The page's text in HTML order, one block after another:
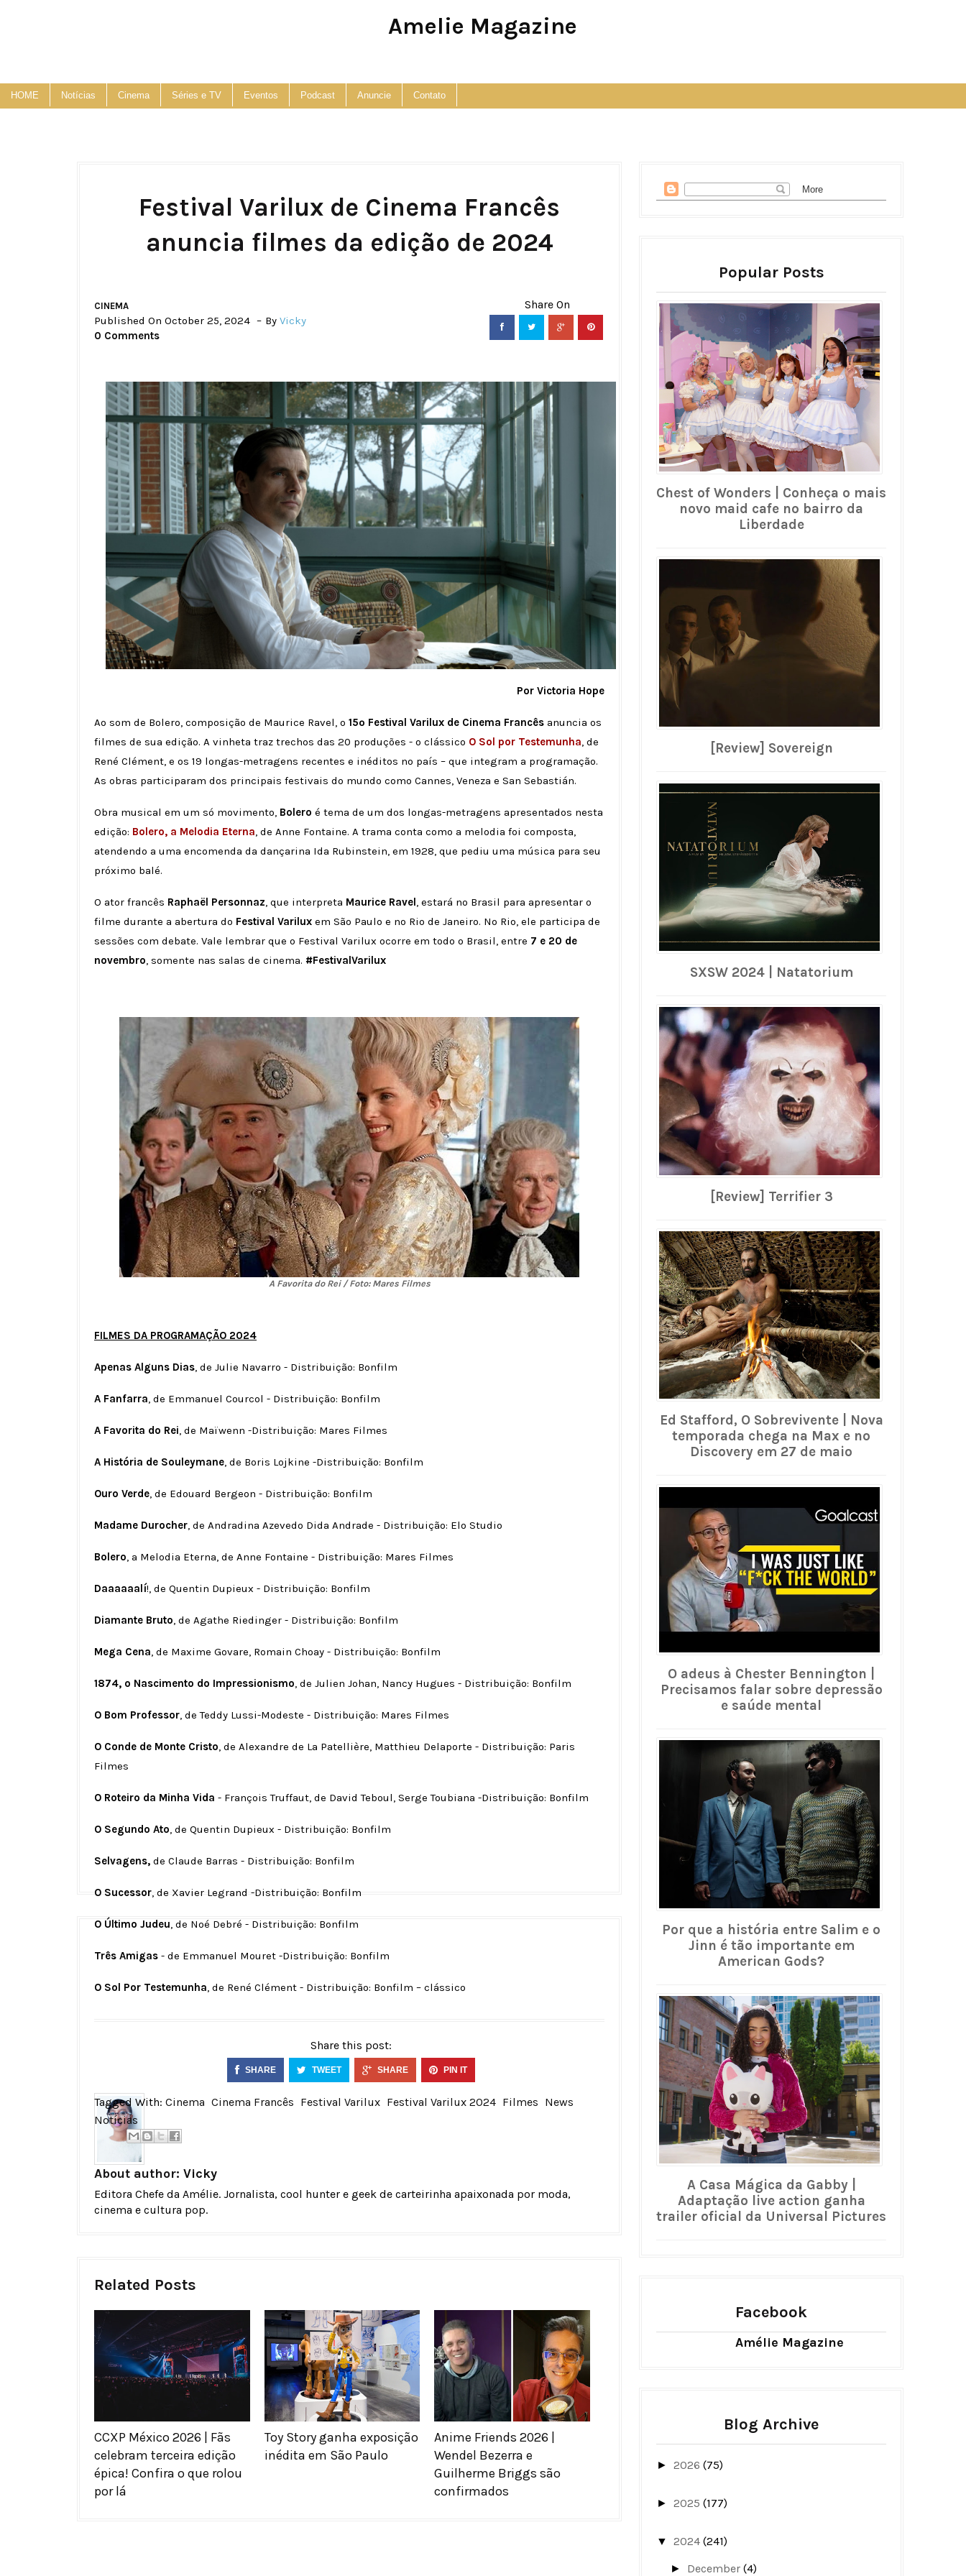
Amelie Magazine
HOME Notícias Cinema Séries e TV Eventos Podcast Anuncie Contato
Festival Varilux de Cinema Francês
anuncia filmes da edição de 2024
CINEMA
Published On October 25, 2024 By Vicky
0 Comments
Por Victoria Hope
Ao som de Bolero, composição de Maurice Ravel, o 15º Festival Varilux de Cinema Francês anuncia os
filmes de sua edição. A vinheta traz trechos das 20 produções - o clássico O Sol por Testemunha, de
René Clément, e os 19 longas-metragens recentes e inéditos no país – que integram a programação.
As obras participaram dos principais festivais do mundo como Cannes, Veneza e San Sebastián.
Obra musical em um só movimento, Bolero é tema de um dos longas-metragens apresentados nesta
edição: Bolero, a Melodia Eterna, de Anne Fontaine. A trama conta como a melodia foi composta,
atendendo a uma encomenda da dançarina Ida Rubinstein, em 1928, que pediu uma música para seu
próximo balé.
O ator francês Raphaël Personnaz, que interpreta Maurice Ravel, estará no Brasil para apresentar o
filme durante a abertura do Festival Varilux em São Paulo e no Rio de Janeiro. No Rio, ele participa de
sessões com debate. Vale lembrar que o Festival Varilux ocorre em todo o Brasil, entre 7 e 20 de
novembro, somente nas salas de cinema. #FestivalVarilux
A Favorita do Rei / Foto: Mares Filmes
FILMES DA PROGRAMAÇÃO 2024
Apenas Alguns Dias, de Julie Navarro - Distribuição: Bonfilm
A Fanfarra, de Emmanuel Courcol - Distribuição: Bonfilm
A Favorita do Rei, de Maïwenn -Distribuição: Mares Filmes
A História de Souleymane, de Boris Lojkine -Distribuição: Bonfilm
Ouro Verde, de Edouard Bergeon - Distribuição: Bonfilm
Madame Durocher, de Andradina Azevedo Dida Andrade - Distribuição: Elo Studio
Bolero, a Melodia Eterna, de Anne Fontaine - Distribuição: Mares Filmes
Daaaaaalí!, de Quentin Dupieux - Distribuição: Bonfilm
Diamante Bruto, de Agathe Riedinger - Distribuição: Bonfilm
Mega Cena, de Maxime Govare, Romain Choay - Distribuição: Bonfilm
1874, o Nascimento do Impressionismo, de Julien Johan, Nancy Hugues - Distribuição: Bonfilm
O Bom Professor, de Teddy Lussi-Modeste - Distribuição: Mares Filmes
O Conde de Monte Cristo, de Alexandre de La Patellière, Matthieu Delaporte - Distribuição: Paris
Filmes
O Roteiro da Minha Vida - François Truffaut, de David Teboul, Serge Toubiana -Distribuição: Bonfilm
O Segundo Ato, de Quentin Dupieux - Distribuição: Bonfilm
Selvagens, de Claude Barras - Distribuição: Bonfilm
O Sucessor, de Xavier Legrand -Distribuição: Bonfilm
O Último Judeu, de Noé Debré - Distribuição: Bonfilm
Três Amigas - de Emmanuel Mouret -Distribuição: Bonfilm
O Sol Por Testemunha, de René Clément - Distribuição: Bonfilm – clássico
Share this post:
SHARE TWEET SHARE PIN IT
Tagged With: Cinema Cinema Francês Festival Varilux Festival Varilux 2024 Filmes News
Notícias
About author: Vicky
Editora Chefe da Amélie. Jornalista, cool hunter e geek de carteirinha apaixonada por moda,
cinema e cultura pop.
Related Posts
CCXP México 2026 | Fãs
celebram terceira edição
épica! Confira o que rolou
por lá
Toy Story ganha exposição
inédita em São Paulo
Anime Friends 2026 |
Wendel Bezerra e
Guilherme Briggs são
confirmados
Popular Posts
Chest of Wonders | Conheça o mais
novo maid cafe no bairro da
Liberdade
[Review] Sovereign
SXSW 2024 | Natatorium
[Review] Terrifier 3
Ed Stafford, O Sobrevivente | Nova
temporada chega na Max e no
Discovery em 27 de maio
O adeus à Chester Bennington |
Precisamos falar sobre depressão
e saúde mental
Por que a história entre Salim e o
Jinn é tão importante em
American Gods?
A Casa Mágica da Gabby |
Adaptação live action ganha
trailer oficial da Universal Pictures
Facebook
Amélie Magazine
Blog Archive
► 2026 (75)
► 2025 (177)
▼ 2024 (241)
► December(4)